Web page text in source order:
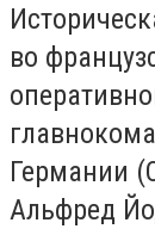
во
Германии
Альфред